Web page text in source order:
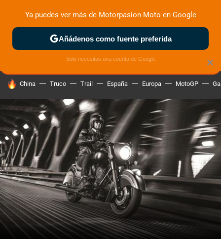
ZONA DE PRUEBAS DEPORTIVAS MOTOS ELÉCTRICAS
HOY SE HABLA DE
China Truco Trail España Europa MotoGP
×
Ya puedes ver más de Motorpasion Moto en Google
Añádenos como fuente preferida
Solo necesitas una cuenta de Google